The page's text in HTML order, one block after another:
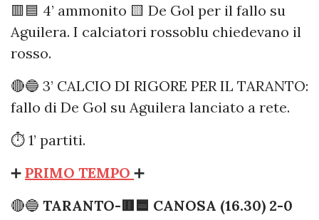
🟥🟦 4’ ammonito 🟨 De Gol per il fallo su
Aguilera. I calciatori rossoblu chiedevano il
rosso.
🔴🔵 3’ CALCIO DI RIGORE PER IL TARANTO:
fallo di De Gol su Aguilera lanciato a rete.
⏱️ 1’ partiti.
➕ PRIMO TEMPO ➕
🔴🔵 TARANTO-🟥🟦 CANOSA (16.30) 2-0